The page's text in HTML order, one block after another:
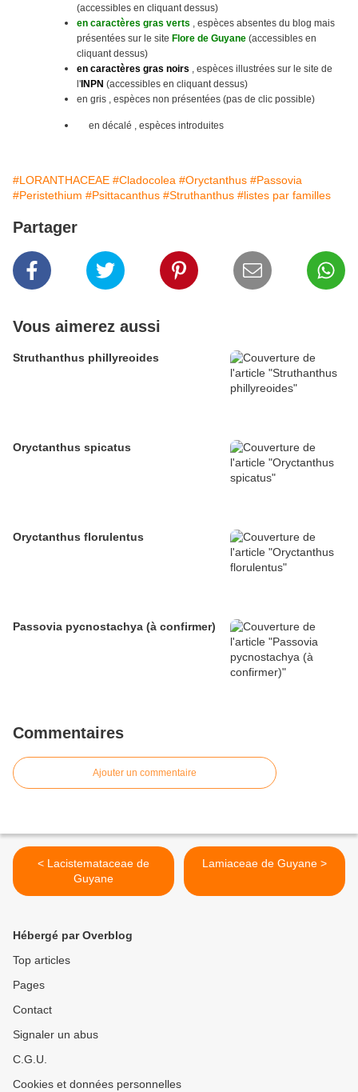
(accessibles en cliquant dessus)
en caractères gras verts , espèces absentes du blog mais
présentées sur le site Flore de Guyane (accessibles en
cliquant dessus)
en caractères gras noirs , espèces illustrées sur le site de
l' INPN (accessibles en cliquant dessus)
en gris , espèces non présentées (pas de clic possible)
en décalé , espèces introduites
#LORANTHACEAE #Cladocolea #Oryctanthus #Passovia
#Peristethium #Psittacanthus #Struthanthus #listes par familles
Partager
Vous aimerez aussi
Struthanthus phillyreoides
Oryctanthus spicatus
Oryctanthus florulentus
Passovia pycnostachya (à confirmer)
Commentaires
Ajouter un commentaire
< Lacistemataceae de
Guyane
Lamiaceae de Guyane >
Hébergé par Overblog
Top articles
Pages
Contact
Signaler un abus
C.G.U.
Cookies et données personnelles